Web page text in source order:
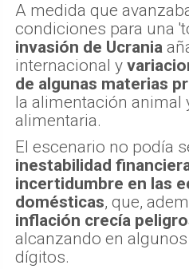
A medida que
condiciones para una
invasión de Ucrania
internacional y
de algunas materias
la alimentación animal
alimentaria.
El escenario no podía
inestabilidad
incertidumbre en las
domésticas, que,
inflación crecía
alcanzando en
dígitos.